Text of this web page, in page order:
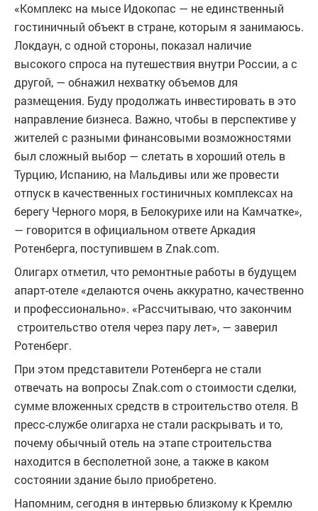
«Комплекс на мысе Идокопас — не единственный
гостиничный объект в стране, которым я занимаюсь.
Локдаун, с одной стороны, показал наличие
высокого спроса на путешествия внутри России, а с
другой, — обнажил нехватку объемов для
размещения. Буду продолжать инвестировать в это
направление бизнеса. Важно, чтобы в перспективе у
жителей с разными финансовыми возможностями
был сложный выбор — слетать в хороший отель в
Турцию, Испанию, на Мальдивы или же провести
отпуск в качественных гостиничных комплексах на
берегу Черного моря, в Белокурихе или на Камчатке»,
— говорится в официальном ответе Аркадия
Ротенберга, поступившем в Znak.com.
Олигарх отметил, что ремонтные работы в будущем
апарт-отеле «делаются очень аккуратно, качественно
и профессионально». «Рассчитываю, что закончим
строительство отеля через пару лет», — заверил
Ротенберг.
При этом представители Ротенберга не стали
отвечать на вопросы Znak.com о стоимости сделки,
сумме вложенных средств в строительство отеля. В
пресс-службе олигарха не стали раскрывать и то,
почему обычный отель на этапе строительства
находится в бесполетной зоне, а также в каком
состоянии здание было приобретено.
Напомним, сегодня в интервью близкому к Кремлю